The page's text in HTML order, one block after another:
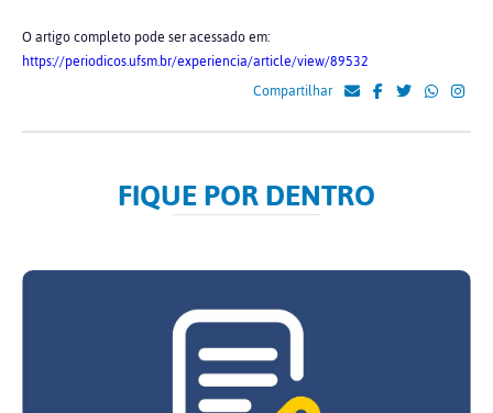
O artigo completo pode ser acessado em:
https://periodicos.ufsm.br/experiencia/article/view/89532
Compartilhar
FIQUE POR DENTRO